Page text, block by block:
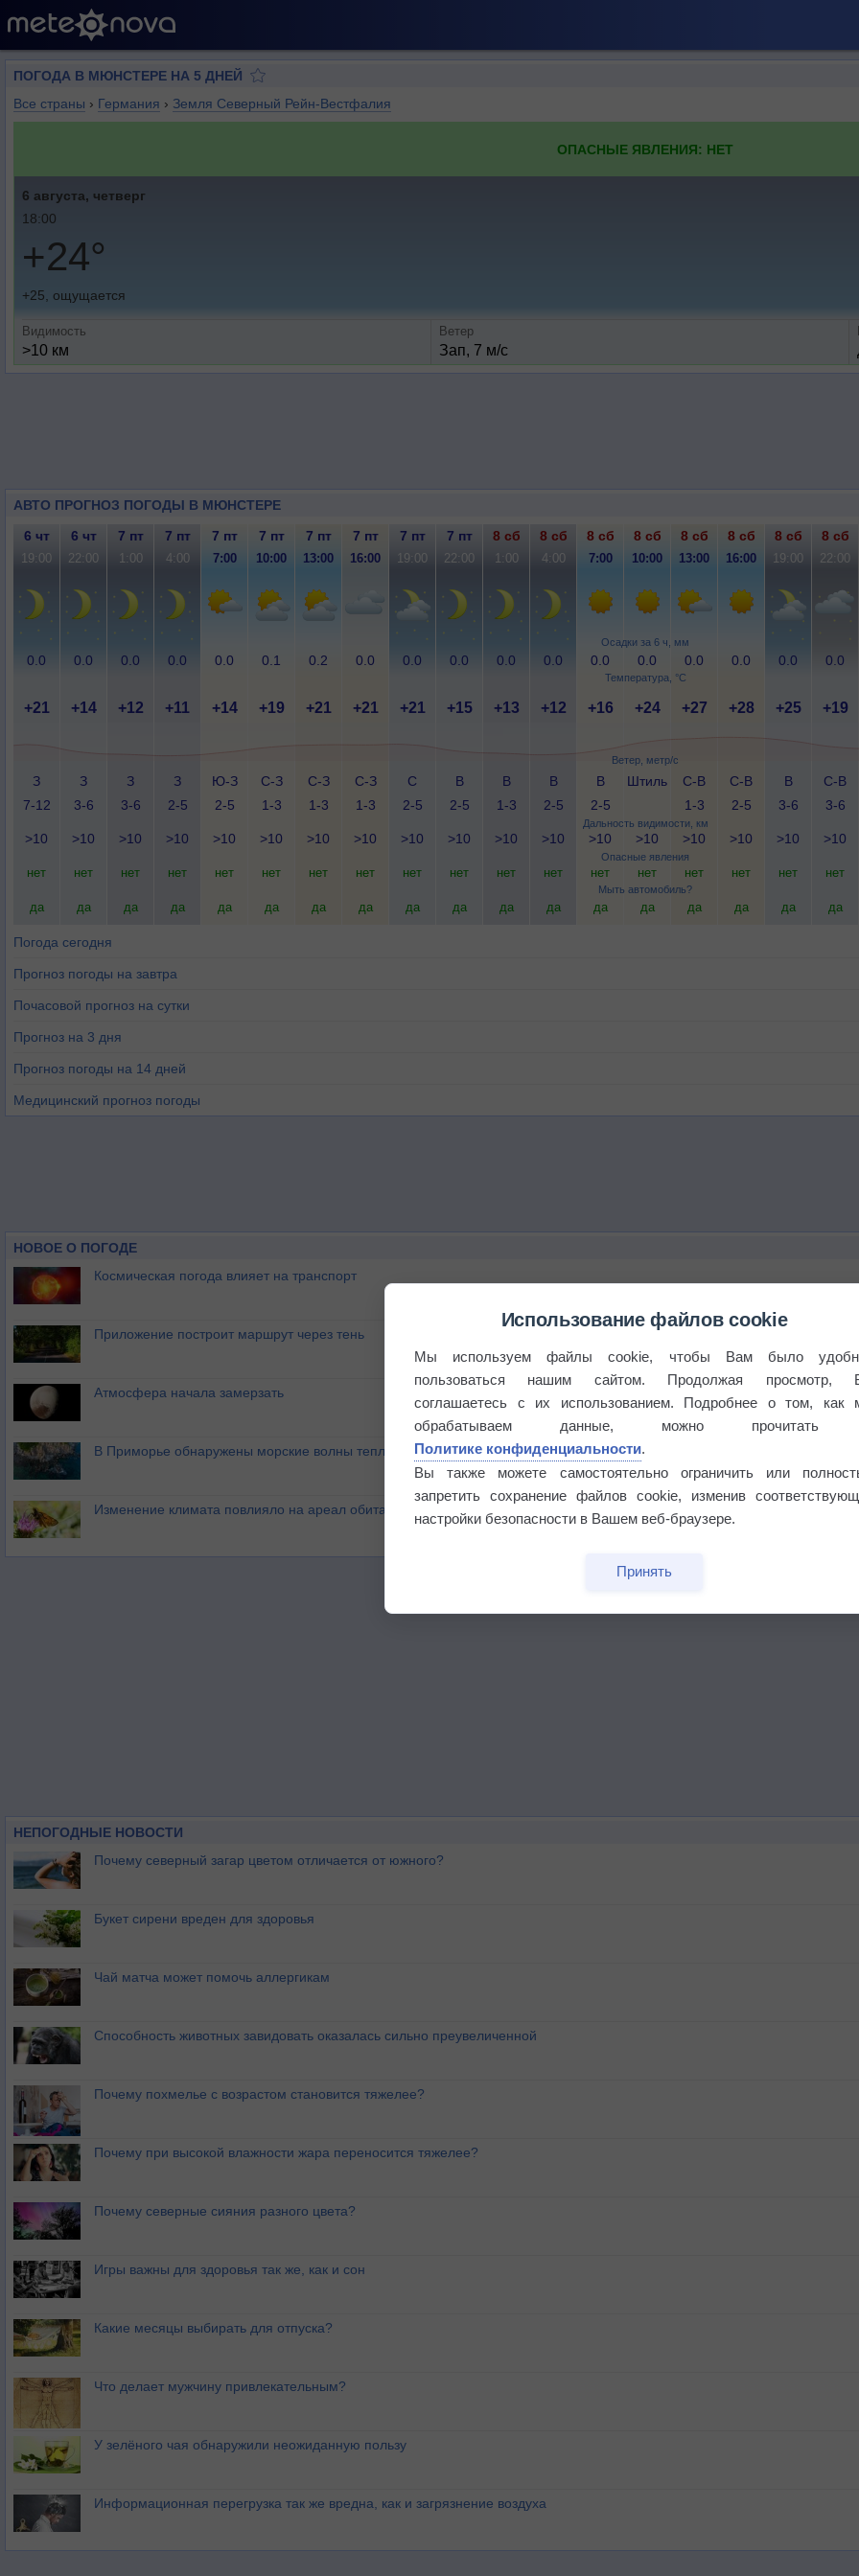
ПОГОДА В МЮНСТЕРЕ НА 5 ДНЕЙ
Все страны › Германия › Земля Северный Рейн-Вестфалия
ОПАСНЫЕ ЯВЛЕНИЯ: НЕТ
6 августа, четверг
18:00
+24°
+25, ощущается
Видимость
>10 км
Ветер
Зап, 7 м/с
АВТО ПРОГНОЗ ПОГОДЫ В МЮНСТЕРЕ
Осадки за 6 ч, мм
Температура, °C
Ветер, метр/с
Дальность видимости, км
Опасные явления
Мыть автомобиль?
6 чт 6 чт 7 пт 7 пт 7 пт 7 пт 7 пт 7 пт 7 пт 7 пт 8 сб 8 сб 8 сб 8 сб 8 сб 8 сб 8 сб 8 сб
19:00 22:00 1:00 4:00 7:00 10:00 13:00 16:00 19:00 22:00 1:00 4:00 7:00 10:00 13:00 16:00 19:00 22:00
0.0 0.0 0.0 0.0 0.0 0.1 0.2 0.0 0.0 0.0 0.0 0.0 0.0 0.0 0.0 0.0 0.0 0.0
+21 +14 +12 +11 +14 +19 +21 +21 +21 +15 +13 +12 +16 +24 +27 +28 +25 +19
З
7-12
З
3-6
З
3-6
З
2-5
Ю-З
2-5
С-З
1-3
С-З
1-3
С-З
1-3
С
2-5
В
2-5
В
1-3
В
2-5
В
2-5
Штиль
С-В
1-3
С-В
2-5
В
3-6
С-В
3-6
>10 >10 >10 >10 >10 >10 >10 >10 >10 >10 >10 >10 >10 >10 >10 >10 >10 >10
нет нет нет нет нет нет нет нет нет нет нет нет нет нет нет нет нет нет
да да да да да да да да да да да да да да да да да да
Погода сегодня
Прогноз погоды на завтра
Почасовой прогноз на сутки
Прогноз на 3 дня
Прогноз погоды на 14 дней
Медицинский прогноз погоды
НОВОЕ О ПОГОДЕ
Космическая погода влияет на транспорт
Приложение построит маршрут через тень
Атмосфера начала замерзать
В Приморье обнаружены морские волны тепла
Изменение климата повлияло на ареал обитания бабочек
НЕПОГОДНЫЕ НОВОСТИ
Почему северный загар цветом отличается от южного?
Букет сирени вреден для здоровья
Чай матча может помочь аллергикам
Способность животных завидовать оказалась сильно преувеличенной
Почему похмелье с возрастом становится тяжелее?
Почему при высокой влажности жара переносится тяжелее?
Почему северные сияния разного цвета?
Игры важны для здоровья так же, как и сон
Какие месяцы выбирать для отпуска?
Что делает мужчину привлекательным?
У зелёного чая обнаружили неожиданную пользу
Информационная перегрузка так же вредна, как и загрязнение воздуха
Использование файлов cookie
Мы используем файлы cookie, чтобы Вам было
пользоваться нашим сайтом. Продолжая просмотр,
соглашаетесь с их использованием. Подробнее о том, как
обрабатываем данные, можно прочитать
Политике конфиденциальности.
Вы также можете самостоятельно ограничить или
запретить сохранение файлов cookie, изменив
настройки безопасности в Вашем веб-браузере.
Принять